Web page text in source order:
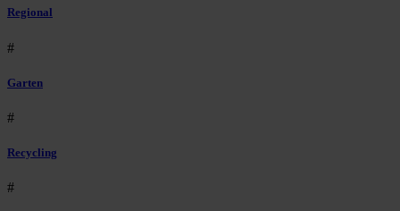
Regional
#
Garten
#
Recycling
#